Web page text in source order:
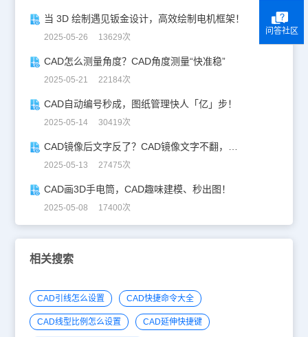
当 3D 绘制遇见钣金设计，高效绘制电机框架！
2025-05-26 13629次
CAD怎么测量角度？CAD角度测量“快准稳”
2025-05-21 22184次
CAD自动编号秒成，图纸管理快人「亿」步！
2025-05-14 30419次
CAD镜像后文字反了？CAD镜像文字不翻，一键搞定！
2025-05-13 27475次
CAD画3D手电筒，CAD趣味建模、秒出图！
2025-05-08 17400次
相关搜索
CAD引线怎么设置 CAD快捷命令大全
CAD线型比例怎么设置 CAD延伸快捷键
问答社区